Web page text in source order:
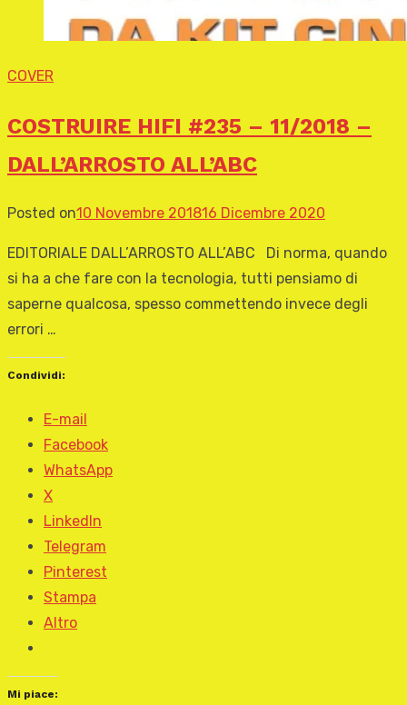
COVER
COSTRUIRE HIFI #235 – 11/2018 –
DALL’ARROSTO ALL’ABC
Posted on10 Novembre 201816 Dicembre 2020
EDITORIALE DALL’ARROSTO ALL’ABC Di norma, quando
si ha a che fare con la tecnologia, tutti pensiamo di
saperne qualcosa, spesso commettendo invece degli
errori …
Condividi:
E-mail
Facebook
WhatsApp
X
LinkedIn
Telegram
Pinterest
Stampa
Altro
Mi piace: